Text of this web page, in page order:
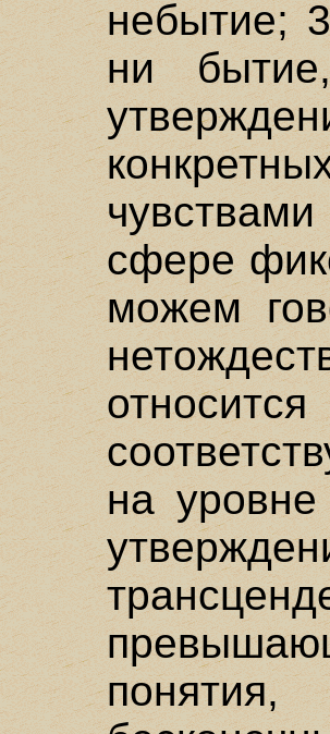
небытие;
ни
сфере
можем
на